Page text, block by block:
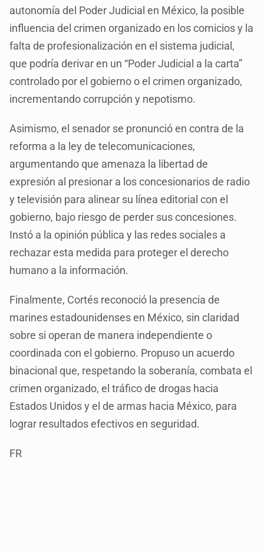
autonomía del Poder Judicial en México, la posible
influencia del crimen organizado en los comicios y la
falta de profesionalización en el sistema judicial,
que podría derivar en un “Poder Judicial a la carta”
controlado por el gobierno o el crimen organizado,
incrementando corrupción y nepotismo.
Asimismo, el senador se pronunció en contra de la
reforma a la ley de telecomunicaciones,
argumentando que amenaza la libertad de
expresión al presionar a los concesionarios de radio
y televisión para alinear su línea editorial con el
gobierno, bajo riesgo de perder sus concesiones.
Instó a la opinión pública y las redes sociales a
rechazar esta medida para proteger el derecho
humano a la información.
Finalmente, Cortés reconoció la presencia de
marines estadounidenses en México, sin claridad
sobre si operan de manera independiente o
coordinada con el gobierno. Propuso un acuerdo
binacional que, respetando la soberanía, combata el
crimen organizado, el tráfico de drogas hacia
Estados Unidos y el de armas hacia México, para
lograr resultados efectivos en seguridad.
FR